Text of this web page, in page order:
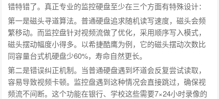
错特错了。真正专业的监控硬盘至少在三个方面有特殊设计：
第一是磁头寻道算法。普通硬盘追求随机读写速度，磁头会频
繁移动。而监控盘针对视频流做了优化，采用顺序写入模式，
磁头摆动幅度小得多。以希捷酷鹰为例，它的磁头摆动次数比
同容量台式机硬盘少60%，寿命自然更长。
第二是错误纠正机制。当普通硬盘遇到坏道会反复尝试读取，
容易导致视频卡顿。监控盘遇到这种情况会直接跳过，确保视
频流不间断。这个功能在银行、学校这些需要7×24小时录像的